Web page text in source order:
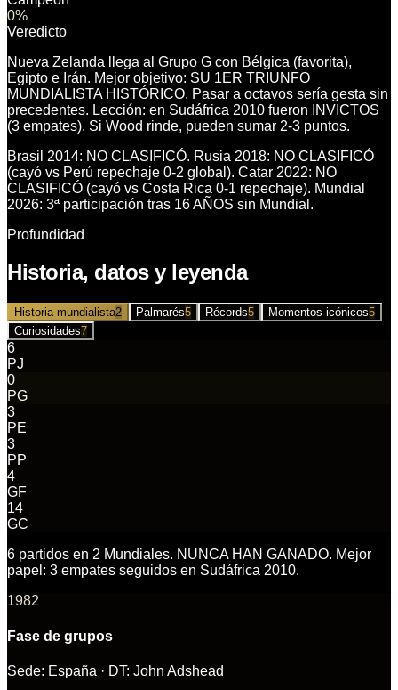
0%
Veredicto
Nueva Zelanda llega al Grupo G con Bélgica (favorita),
Egipto e Irán. Mejor objetivo: SU 1ER TRIUNFO
MUNDIALISTA HISTÓRICO. Pasar a octavos sería gesta sin
precedentes. Lección: en Sudáfrica 2010 fueron INVICTOS
(3 empates). Si Wood rinde, pueden sumar 2-3 puntos.
Brasil 2014: NO CLASIFICÓ. Rusia 2018: NO CLASIFICÓ
(cayó vs Perú repechaje 0-2 global). Catar 2022: NO
CLASIFICÓ (cayó vs Costa Rica 0-1 repechaje). Mundial
2026: 3ª participación tras 16 AÑOS sin Mundial.
Profundidad
Historia, datos y leyenda
Historia mundialista2 Palmarés5 Récords5 Momentos icónicos5
Curiosidades7
6
PJ
0
PG
3
PE
3
PP
4
GF
14
GC
6 partidos en 2 Mundiales. NUNCA HAN GANADO. Mejor
papel: 3 empates seguidos en Sudáfrica 2010.
1982
Fase de grupos
Sede: España · DT: John Adshead